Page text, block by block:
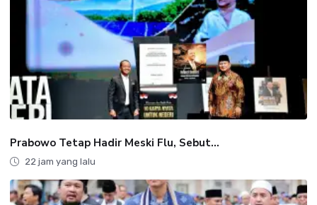
Prabowo Tetap Hadir Meski Flu, Sebut...
22 jam yang lalu